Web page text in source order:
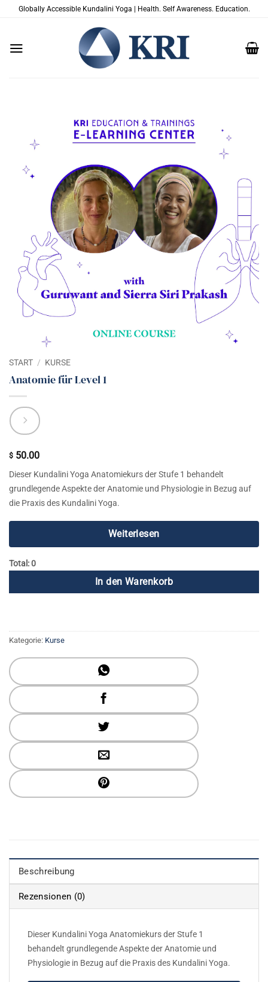
ZumGlobally Accessible Kundalini Yoga | Health. Self Awareness. Education.
START / KURSE
Anatomie für Level 1
$ 50.00
Dieser Kundalini Yoga Anatomiekurs der Stufe 1 behandelt
grundlegende Aspekte der Anatomie und Physiologie in Bezug auf
die Praxis des Kundalini Yoga.
Weiterlesen
Total: 0
In den Warenkorb
Kategorie: Kurse
Beschreibung
Rezensionen (0)
Dieser Kundalini Yoga Anatomiekurs der Stufe 1
behandelt grundlegende Aspekte der Anatomie und
Physiologie in Bezug auf die Praxis des Kundalini Yoga.